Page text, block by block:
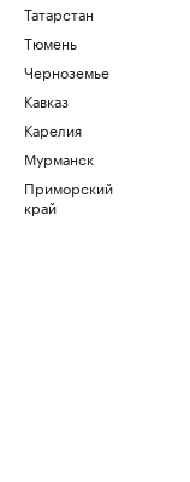
Татарстан
Тюмень
Черноземье
Кавказ
Карелия
Мурманск
Приморский
край